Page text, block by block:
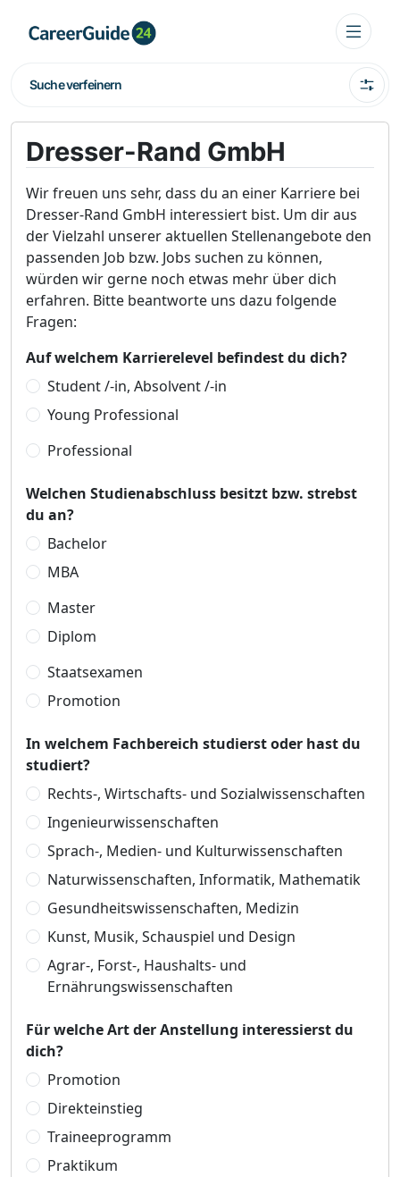
Suche verfeinern
Dresser-Rand GmbH
Wir freuen uns sehr, dass du an einer Karriere bei
Dresser-Rand GmbH interessiert bist. Um dir aus
der Vielzahl unserer aktuellen Stellenangebote den
passenden Job bzw. Jobs suchen zu können,
würden wir gerne noch etwas mehr über dich
erfahren. Bitte beantworte uns dazu folgende
Fragen:
Auf welchem Karrierelevel befindest du dich?
Student /-in, Absolvent /-in
Young Professional
Professional
Welchen Studienabschluss besitzt bzw. strebst
du an?
Bachelor
MBA
Master
Diplom
Staatsexamen
Promotion
In welchem Fachbereich studierst oder hast du
studiert?
Rechts-, Wirtschafts- und Sozialwissenschaften
Ingenieurwissenschaften
Sprach-, Medien- und Kulturwissenschaften
Naturwissenschaften, Informatik, Mathematik
Gesundheitswissenschaften, Medizin
Kunst, Musik, Schauspiel und Design
Agrar-, Forst-, Haushalts- und
Ernährungswissenschaften
Für welche Art der Anstellung interessierst du
dich?
Promotion
Direkteinstieg
Traineeprogramm
Praktikum